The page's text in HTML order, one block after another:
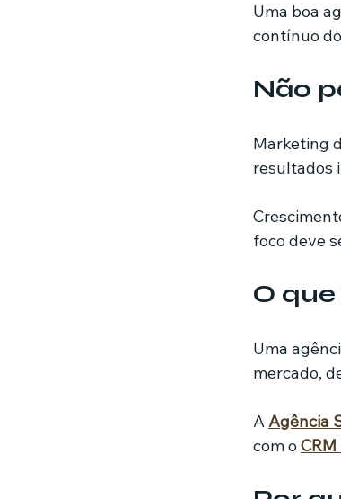
Uma boa
contínuo
Não
Marketing
resultados
foco deve
O
Uma
mercado,
A Agência
com o CRM